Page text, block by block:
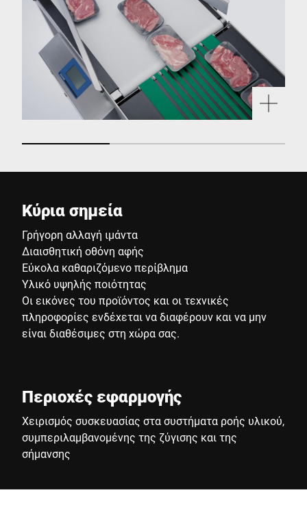
Κύρια σημεία
Γρήγορη αλλαγή ιμάντα
Διαισθητική οθόνη αφής
Εύκολα καθαριζόμενο περίβλημα
Υλικό υψηλής ποιότητας
Οι εικόνες του προϊόντος και οι τεχνικές
πληροφορίες ενδέχεται να διαφέρουν και να μην
είναι διαθέσιμες στη χώρα σας.
Περιοχές εφαρμογής
Χειρισμός συσκευασίας στα συστήματα ροής υλικού,
συμπεριλαμβανομένης της ζύγισης και της
σήμανσης